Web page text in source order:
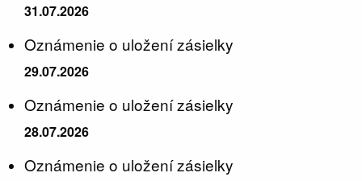
31.07.2026
Oznámenie o uložení zásielky
29.07.2026
Oznámenie o uložení zásielky
28.07.2026
Oznámenie o uložení zásielky